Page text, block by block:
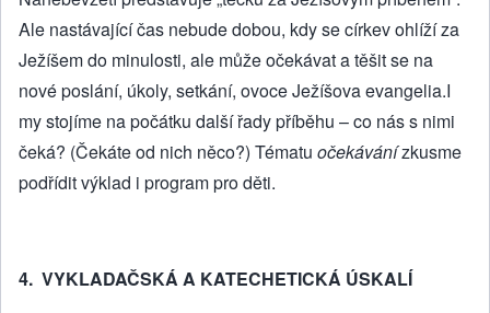
Ale nastávající čas nebude dobou, kdy se církev ohlíží za
Ježíšem do minulosti, ale může očekávat a těšit se na
nové poslání, úkoly, setkání, ovoce Ježíšova evangelia.I
my stojíme na počátku další řady příběhu – co nás s nimi
čeká? (Čekáte od nich něco?) Tématu očekávánízkusme
podřídit výklad i program pro děti.
4. VYKLADAČSKÁ A KATECHETICKÁ ÚSKALÍ